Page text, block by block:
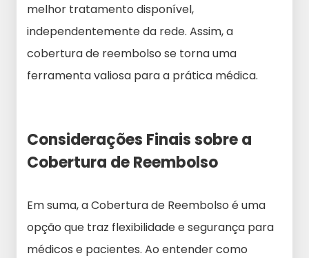
melhor tratamento disponível,
independentemente da rede. Assim, a
cobertura de reembolso se torna uma
ferramenta valiosa para a prática médica.
Considerações Finais sobre a
Cobertura de Reembolso
Em suma, a Cobertura de Reembolso é uma
opção que traz flexibilidade e segurança para
médicos e pacientes. Ao entender como